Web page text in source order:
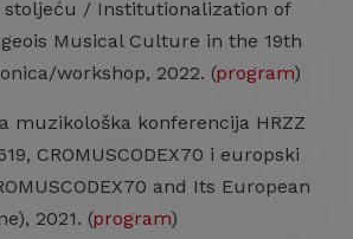
/ Institutionalization of
Musical Culture in the 19th
workshop, 2022. (program)
muzikološka konferencija HRZZ
CROMUSCODEX70 i europski
and Its European
2021. (program)